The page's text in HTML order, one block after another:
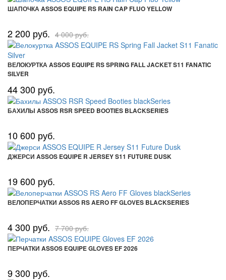
ШАПОЧКА ASSOS EQUIPE RS RAIN CAP FLUO YELLOW
2 200 руб. 4 000 руб.
ВЕЛОКУРТКА ASSOS EQUIPE RS SPRING FALL JACKET S11 FANATIC
SILVER
44 300 руб.
БАХИЛЫ ASSOS RSR SPEED BOOTIES BLACKSERIES
10 600 руб.
ДЖЕРСИ ASSOS EQUIPE R JERSEY S11 FUTURE DUSK
19 600 руб.
ВЕЛОПЕРЧАТКИ ASSOS RS AERO FF GLOVES BLACKSERIES
4 300 руб. 7 700 руб.
ПЕРЧАТКИ ASSOS EQUIPE GLOVES EF 2026
9 300 руб.